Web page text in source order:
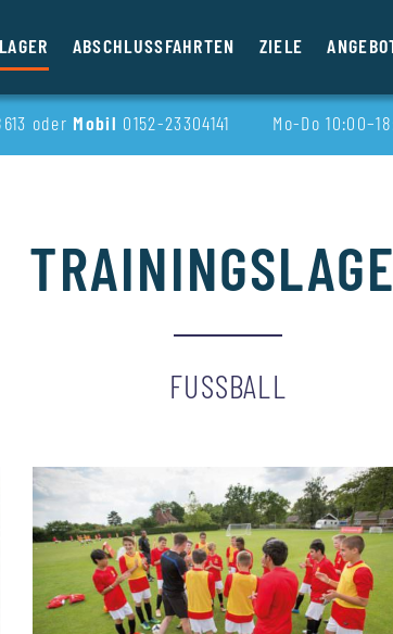
ABSCHLUSSFAHRTEN ZIELE
oder Mobil 0152-23304141 Mo-Do
FUSSBALL